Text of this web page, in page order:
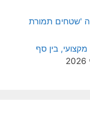
'שטחים תמורת
בין סף